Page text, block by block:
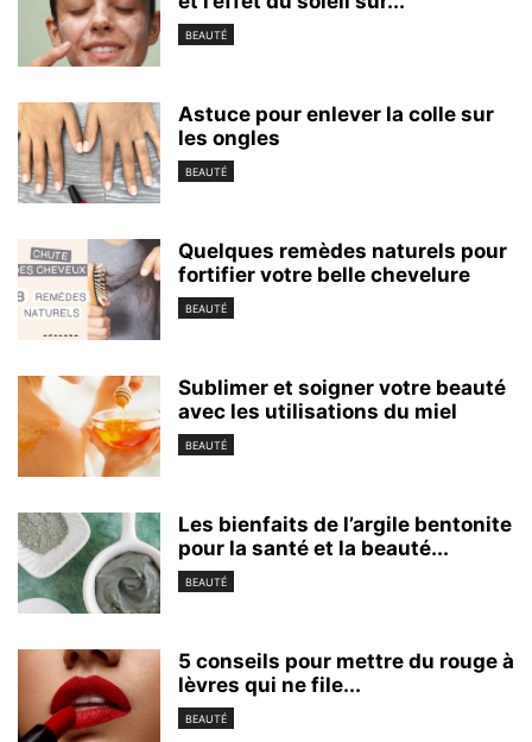
BEAUTÉ
Astuce pour enlever la colle sur
les ongles
BEAUTÉ
Quelques remèdes naturels pour
fortifier votre belle chevelure
BEAUTÉ
Sublimer et soigner votre beauté
avec les utilisations du miel
BEAUTÉ
Les bienfaits de l’argile bentonite
pour la santé et la beauté...
BEAUTÉ
5 conseils pour mettre du rouge à
lèvres qui ne file...
BEAUTÉ